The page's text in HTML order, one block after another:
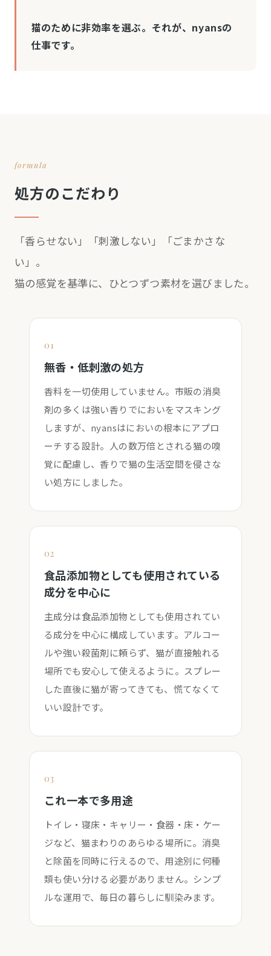
猫のために非効率を選ぶ。それが、nyansの
仕事です。
formula
処方のこだわり
「香らせない」「刺激しない」「ごまかさな
い」。
猫の感覚を基準に、ひとつずつ素材を選びました。
01
無香・低刺激の処方
香料を一切使用していません。市販の消臭
剤の多くは強い香りでにおいをマスキング
しますが、nyansはにおいの根本にアプロ
ーチする設計。人の数万倍とされる猫の嗅
覚に配慮し、香りで猫の生活空間を侵さな
い処方にしました。
02
食品添加物としても使用されている
成分を中心に
主成分は食品添加物としても使用されてい
る成分を中心に構成しています。アルコー
ルや強い殺菌剤に頼らず、猫が直接触れる
場所でも安心して使えるように。スプレー
した直後に猫が寄ってきても、慌てなくて
いい設計です。
03
これ一本で多用途
トイレ・寝床・キャリー・食器・床・ケー
ジなど、猫まわりのあらゆる場所に。消臭
と除菌を同時に行えるので、用途別に何種
類も使い分ける必要がありません。シンプ
ルな運用で、毎日の暮らしに馴染みます。